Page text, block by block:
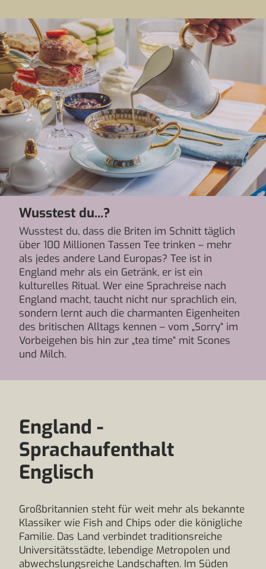
Wusstest du...?
Wusstest du, dass die Briten im Schnitt täglich
über 100 Millionen Tassen Tee trinken – mehr
als jedes andere Land Europas? Tee ist in
England mehr als ein Getränk, er ist ein
kulturelles Ritual. Wer eine Sprachreise nach
England macht, taucht nicht nur sprachlich ein,
sondern lernt auch die charmanten Eigenheiten
des britischen Alltags kennen – vom „Sorry“ im
Vorbeigehen bis hin zur „tea time“ mit Scones
und Milch.
England -
Sprachaufenthalt
Englisch
Großbritannien steht für weit mehr als bekannte
Klassiker wie Fish and Chips oder die königliche
Familie. Das Land verbindet traditionsreiche
Universitätsstädte, lebendige Metropolen und
abwechslungsreiche Landschaften. Im Süden